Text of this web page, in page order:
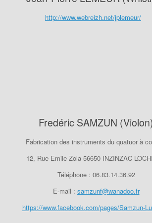
http://www.webreizh.net/jplemeur/
Fredéric SAMZUN (Violon)
Fabrication des instruments du quatuor à
12, Rue Emile Zola 56650 INZINZAC
Téléphone : 06.83.14.36.92
E-mail : samzunf@wanadoo.fr
https://www.facebook.com/pages/Samzun-